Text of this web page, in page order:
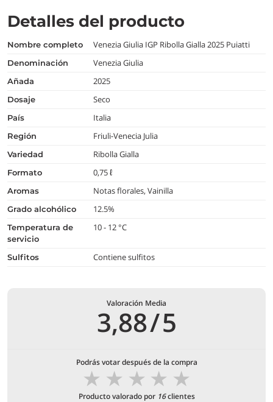
Detalles del producto
nombre completo Venezia Giulia IGP Ribolla Gialla 2025 Puiatti
denominación Venezia Giulia
añada 2025
dosaje Seco
país Italia
región Friuli-Venecia Julia
variedad Ribolla Gialla
formato 0,75 ℓ
aromas Notas florales, Vainilla
grado alcohólico 12.5%
temperatura de
servicio
10 - 12 °C
Sulfitos Contiene sulfitos
Valoración Media
3,88/5
Podrás votar después de la compra
★
★
★
★
★
Producto valorado por 16clientes